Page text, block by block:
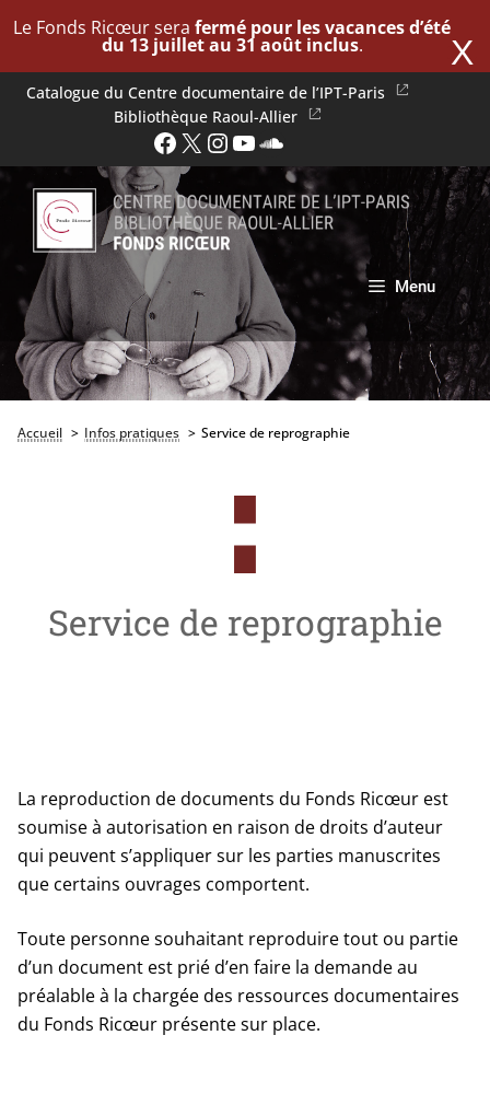
X
Le Fonds Ricœur sera fermé pour les vacances d’été
du 13 juillet au 31 août inclus.
AllerCatalogue du Centre documentaire de l’IPT-Paris
Bibliothèque Raoul-Allier
Facebook X InstagramYouTube SoundCloud
Menu
Accueil Infos pratiques Service de reprographie
Service de reprographie
La reproduction de documents du Fonds Ricœur est
soumise à autorisation en raison de droits d’auteur
qui peuvent s’appliquer sur les parties manuscrites
que certains ouvrages comportent.
Toute personne souhaitant reproduire tout ou partie
d’un document est prié d’en faire la demande au
préalable à la chargée des ressources documentaires
du Fonds Ricœur présente sur place.